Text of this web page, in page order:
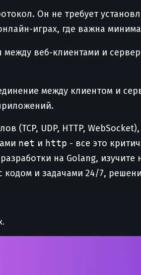
Он не требует
играх, где важна
веб-клиентами и
между клиентом и
(TCP, UDP, HTTP,
net и http - все это
на Golang, изучите
кодом и задачами 24/7,